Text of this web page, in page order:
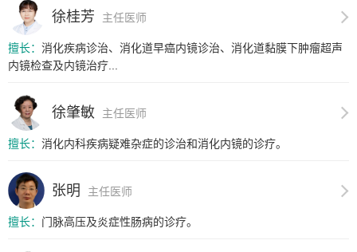
徐桂芳 主任医师
擅长： 消化疾病诊治、消化道早癌内镜诊治、消化道黏膜下肿瘤超声
内镜检查及内镜治疗...
徐肇敏 主任医师
擅长： 消化内科疾病疑难杂症的诊治和消化内镜的诊疗。
张明 主任医师
擅长： 门脉高压及炎症性肠病的诊疗。